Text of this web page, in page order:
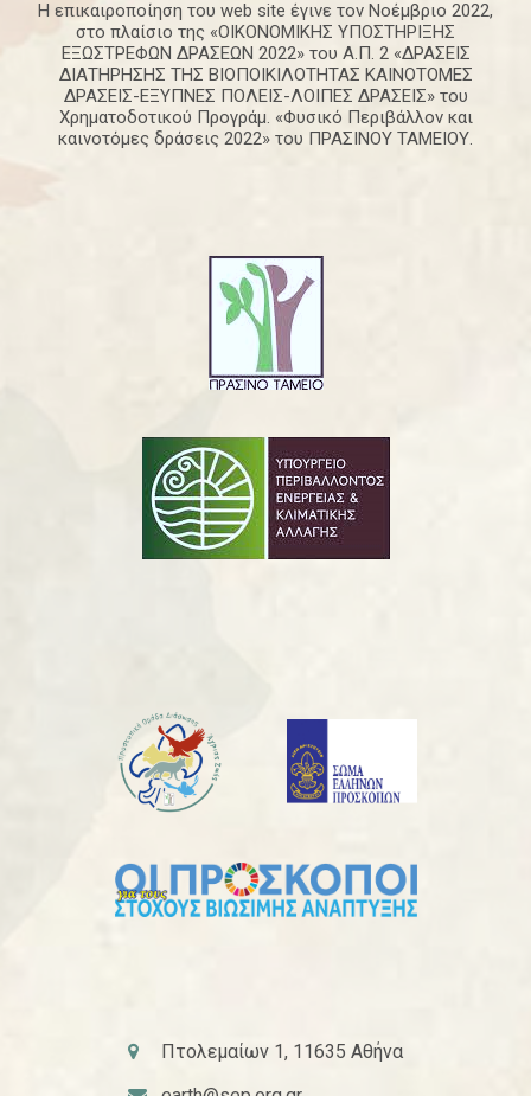
Η επικαιροποίηση του web site έγινε τον Νοέμβριο 2022,
στο πλαίσιο της «ΟΙΚΟΝΟΜΙΚΗΣ ΥΠΟΣΤΗΡΙΞΗΣ
ΕΞΩΣΤΡΕΦΩΝ ΔΡΑΣΕΩΝ 2022» του Α.Π. 2 «ΔΡΑΣΕΙΣ
ΔΙΑΤΗΡΗΣΗΣ ΤΗΣ ΒΙΟΠΟΙΚΙΛΟΤΗΤΑΣ ΚΑΙΝΟΤΟΜΕΣ
ΔΡΑΣΕΙΣ-ΕΞΥΠΝΕΣ ΠΟΛΕΙΣ-ΛΟΙΠΕΣ ΔΡΑΣΕΙΣ» του
Χρηματοδοτικού Προγράμ. «Φυσικό Περιβάλλον και
καινοτόμες δράσεις 2022» του ΠΡΑΣΙΝΟΥ ΤΑΜΕΙΟΥ.
Πτολεμαίων 1, 11635 Αθήνα